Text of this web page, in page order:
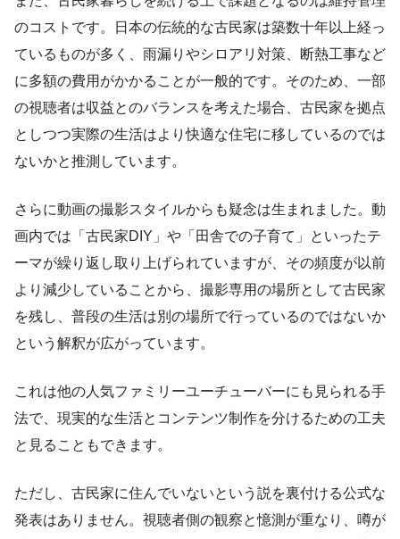
のコストです。日本の伝統的な古民家は築数十年以上経っ
ているものが多く、雨漏りやシロアリ対策、断熱工事など
に多額の費用がかかることが一般的です。そのため、一部
の視聴者は収益とのバランスを考えた場合、古民家を拠点
としつつ実際の生活はより快適な住宅に移しているのでは
ないかと推測しています。
さらに動画の撮影スタイルからも疑念は生まれました。動
画内では「古民家DIY」や「田舎での子育て」といったテ
ーマが繰り返し取り上げられていますが、その頻度が以前
より減少していることから、撮影専用の場所として古民家
を残し、普段の生活は別の場所で行っているのではないか
という解釈が広がっています。
これは他の人気ファミリーユーチューバーにも見られる手
法で、現実的な生活とコンテンツ制作を分けるための工夫
と見ることもできます。
ただし、古民家に住んでいないという説を裏付ける公式な
発表はありません。視聴者側の観察と憶測が重なり、噂が